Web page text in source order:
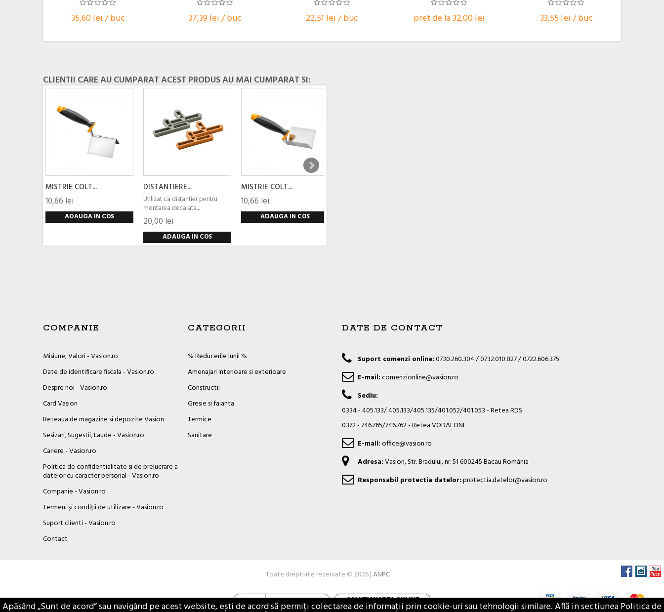
35,60 lei / buc 37,39 lei / buc 22,51 lei / buc pret de la 32,00 lei 33,55 lei / buc
CLIENTII CARE AU CUMPARAT ACEST PRODUS AU MAI CUMPARAT SI:
MISTRIE COLT...
10,66 lei
ADAUGA IN COS
DISTANTIERE...
Utilizat ca distantier pentru
montarea decalata...
20,00 lei
ADAUGA IN COS
MISTRIE COLT...
10,66 lei
ADAUGA IN COS
COMPANIE
Misiune, Valori - Vasion.ro
Date de identificare fiscala - Vasion.ro
Despre noi - Vasion.ro
Card Vasion
Reteaua de magazine si depozite Vasion
Sesizari, Sugestii, Laude - Vasion.ro
Cariere - Vasion.ro
Politica de confidentialitate si de prelucrare a
datelor cu caracter personal - Vasion.ro
Companie - Vasion.ro
Termeni și condiții de utilizare - Vasion.ro
Suport clienti - Vasion.ro
Contact
CATEGORII
% Reducerile lunii %
Amenajari interioare si exterioare
Constructii
Gresie si faianta
Termice
Sanitare
DATE DE CONTACT
Suport comenzi online:0730.260.304 / 0732.010.827 / 0722.606.375
E-mail:comenzionline@vasion.ro
Sediu:
0334 - 405.133/ 405.133/405.135/401.052/401.053 - Retea RDS
0372 - 746.765/746.762 - Retea VODAFONE
E-mail:office@vasion.ro
Adresa:Vasion, Str. Bradului, nr. 51 600245 Bacau România
Responsabil protectia datelor:protectia.datelor@vasion.ro
Toate drepturile rezervate © 2026 |ANPC
Apăsând „Sunt de acord” sau navigând pe acest website, ești de acord să permiți colectarea de informații prin cookie-uri sau tehnologii similare. Află in sectiunea Politica de